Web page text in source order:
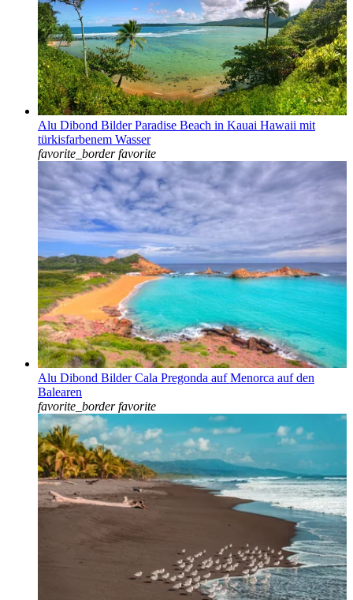
Alu Dibond Bilder Paradise Beach in Kauai Hawaii mit
türkisfarbenem Wasser
favorite_border favorite
Alu Dibond Bilder Cala Pregonda auf Menorca auf den
Balearen
favorite_border favorite